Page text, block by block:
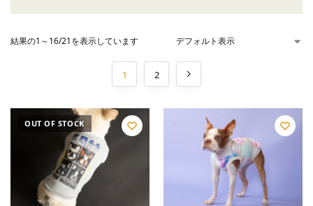
結果の1～16/21を表示しています
1 2
OUT OF STOCK